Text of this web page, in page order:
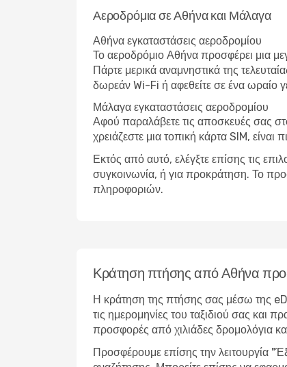
Αεροδρόμια σε Αθήνα και Μάλαγα
Αθήνα εγκαταστάσεις αεροδρομίου
Το αεροδρόμιο Αθήνα προσφέρει μια
Πάρτε μερικά αναμνηστικά της
δωρεάν Wi-Fi ή αφεθείτε σε ένα ωραίο
Μάλαγα εγκαταστάσεις αεροδρομίου
Αφού παραλάβετε τις αποσκευές σας
χρειάζεστε μια τοπική κάρτα SIM,
Εκτός από αυτό, ελέγξτε επίσης τις
συγκοινωνία, ή για προκράτηση. Το
πληροφοριών.
Κράτηση πτήσης από Αθήνα
Η κράτηση της πτήσης σας μέσω της
τις ημερομηνίες του ταξιδιού σας και
προσφορές από χιλιάδες δρομολόγια
Προσφέρουμε επίσης την λειτουργία